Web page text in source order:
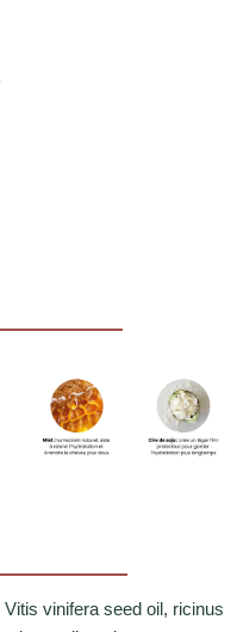
vinifera seed oil, ricinus